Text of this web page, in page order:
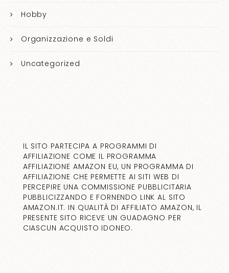
Hobby
Organizzazione e Soldi
Uncategorized
IL SITO PARTECIPA A PROGRAMMI DI
AFFILIAZIONE COME IL PROGRAMMA
AFFILIAZIONE AMAZON EU, UN PROGRAMMA DI
AFFILIAZIONE CHE PERMETTE AI SITI WEB DI
PERCEPIRE UNA COMMISSIONE PUBBLICITARIA
PUBBLICIZZANDO E FORNENDO LINK AL SITO
AMAZON.IT. IN QUALITÀ DI AFFILIATO AMAZON, IL
PRESENTE SITO RICEVE UN GUADAGNO PER
CIASCUN ACQUISTO IDONEO.